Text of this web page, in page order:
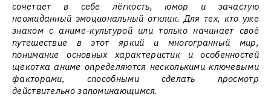
сочетает в себе лёгкость, юмор и зачастую
неожиданный эмоциональный отклик. Для тех, кто уже
знаком с аниме-культурой или только начинает своё
путешествие в этот яркий и многогранный мир,
понимание основных характеристик и особенностей
щекотка аниме определяются несколькими ключевыми
факторами, способными сделать просмотр
действительно запоминающимся.